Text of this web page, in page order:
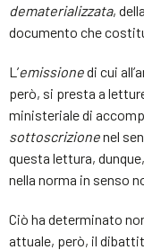
dematerializzata,
documento che
L’emissionedi cui
però, si presta a
ministeriale di
sottoscrizionenel
questa lettura,
nella norma in senso
Ciò ha determinato
attuale, però, il